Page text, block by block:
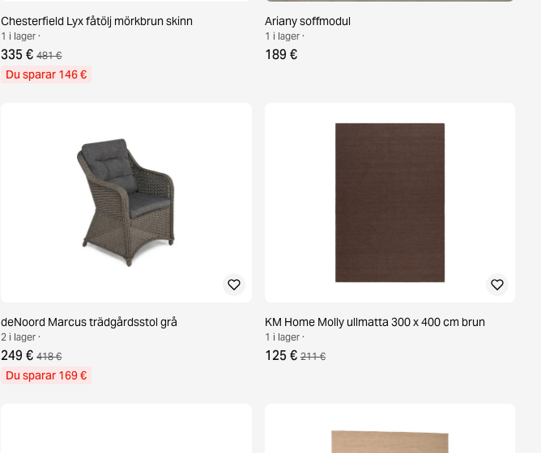
Chesterfield Lyx fåtölj mörkbrun skinn
1 i lager ·
335 € 481 €
Du sparar 146 €
Ariany soffmodul
1 i lager ·
189 €
deNoord Marcus trädgårdsstol grå
2 i lager ·
249 € 418 €
Du sparar 169 €
KM Home Molly ullmatta 300 x 400 cm brun
1 i lager ·
125 € 211 €